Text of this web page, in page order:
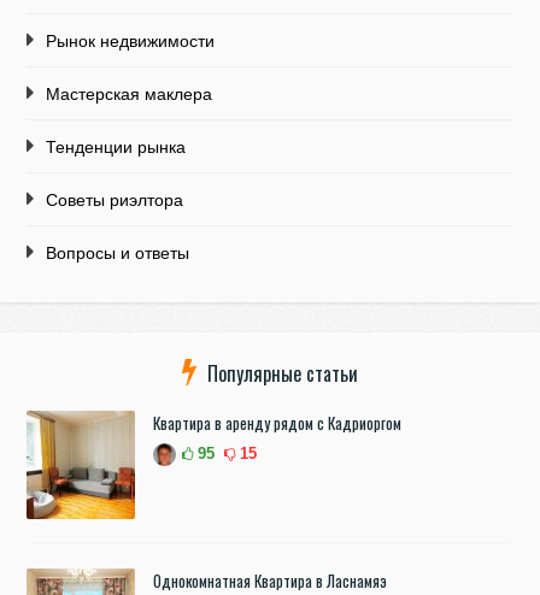
Рынок недвижимости
Мастерская маклера
Тенденции рынка
Советы риэлтора
Вопросы и ответы
Популярные статьи
Квартира в аренду рядом с Кадриоргом
95 15
Однокомнатная Квартира в Ласнамяэ